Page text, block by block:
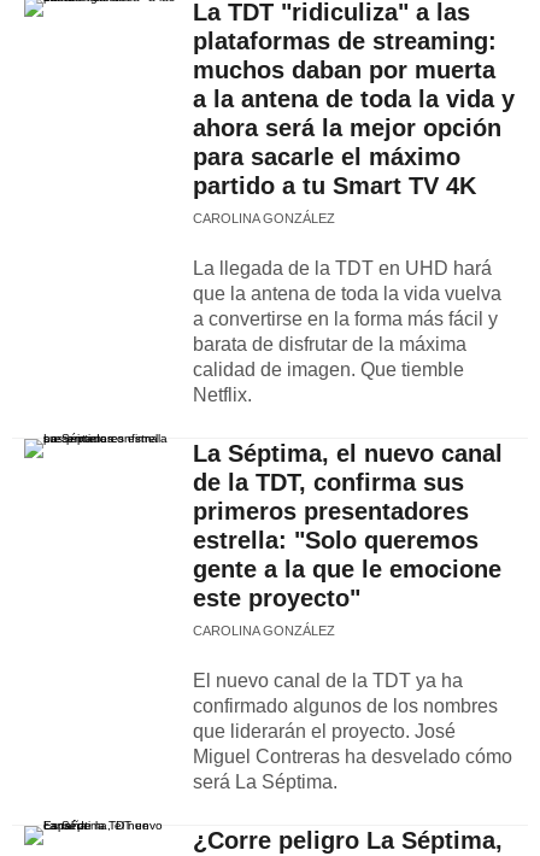
La TDT "ridiculiza" a las
plataformas de streaming:
muchos daban por muerta
a la antena de toda la vida y
ahora será la mejor opción
para sacarle el máximo
partido a tu Smart TV 4K
CAROLINA GONZÁLEZ
La llegada de la TDT en UHD hará
que la antena de toda la vida vuelva
a convertirse en la forma más fácil y
barata de disfrutar de la máxima
calidad de imagen. Que tiemble
Netflix.
La Séptima, el nuevo canal
de la TDT, confirma sus
primeros presentadores
estrella: "Solo queremos
gente a la que le emocione
este proyecto"
CAROLINA GONZÁLEZ
El nuevo canal de la TDT ya ha
confirmado algunos de los nombres
que liderarán el proyecto. José
Miguel Contreras ha desvelado cómo
será La Séptima.
¿Corre peligro La Séptima,